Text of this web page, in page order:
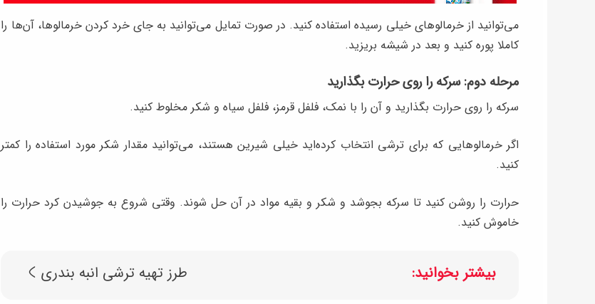
می‌توانید از خرمالوهای خیلی رسیده استفاده کنید. در صورت تمایل می‌توانید به جای خرد کردن خرمالوها، آن‌ها را
کاملا پوره کنید و بعد در شیشه بریزید.
مرحله دوم: سرکه را روی حرارت بگذارید
سرکه را روی حرارت بگذارید و آن را با نمک، فلفل قرمز، فلفل سیاه و شکر مخلوط کنید.
اگر خرمالوهایی که برای ترشی انتخاب کرده‌اید خیلی شیرین هستند، می‌توانید مقدار شکر مورد استفاده را کمتر
کنید.
حرارت را روشن کنید تا سرکه بجوشد و شکر و بقیه مواد در آن حل شوند. وقتی شروع به جوشیدن کرد حرارت را
خاموش کنید.
بیشتر بخوانید: طرز تهیه ترشی انبه بندری